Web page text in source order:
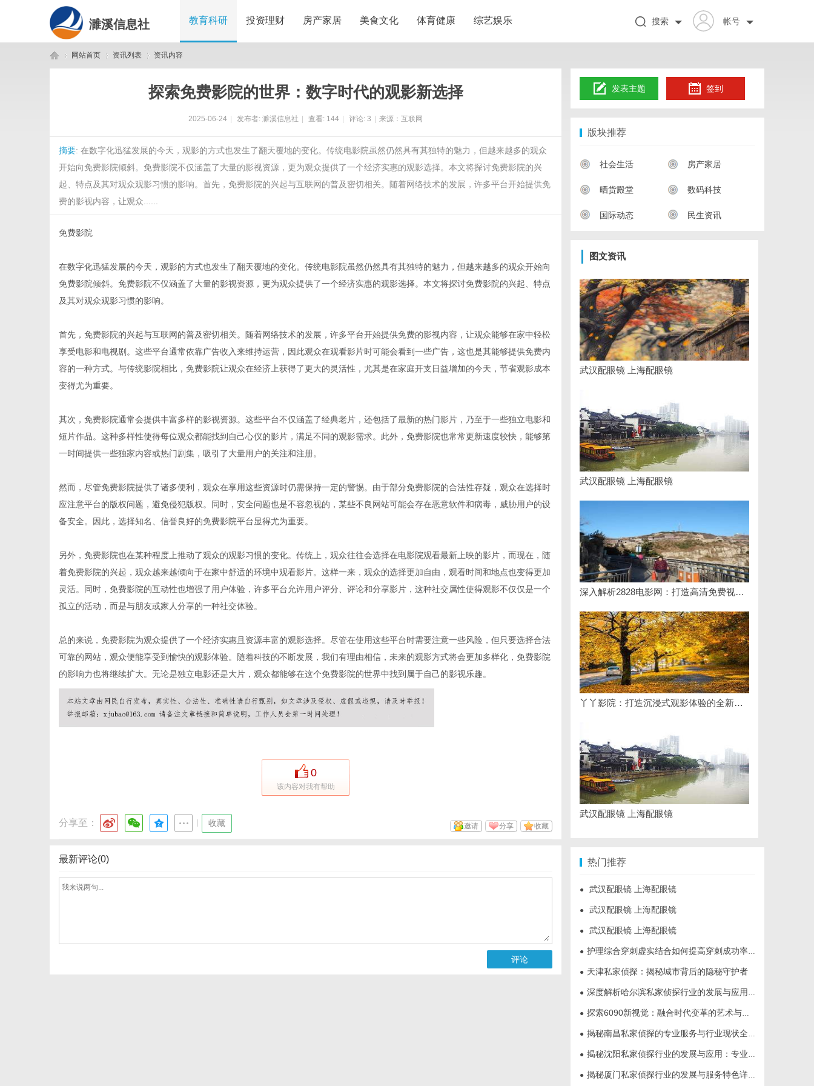
濉溪信息社 教育科研 投资理财 房产家居 美食文化 体育健康 综艺娱乐 帐号
搜索
网站首页 资讯列表 资讯内容
探索免费影院的世界：数字时代的观影新选择
2025-06-24 发布者: 濉溪信息社 查看: 144 评论: 3 来源：互联网
摘要: 在数字化迅猛发展的今天，观影的方式也发生了翻天覆地的变化。传统电影院虽然仍然具有其独特的魅力，但越来越多的观众
开始向免费影院倾斜。免费影院不仅涵盖了大量的影视资源，更为观众提供了一个经济实惠的观影选择。本文将探讨免费影院的兴
起、特点及其对观众观影习惯的影响。首先，免费影院的兴起与互联网的普及密切相关。随着网络技术的发展，许多平台开始提供免
费的影视内容，让观众......
免费影院
在数字化迅猛发展的今天，观影的方式也发生了翻天覆地的变化。传统电影院虽然仍然具有其独特的魅力，但越来越多的观众开始向
免费影院倾斜。免费影院不仅涵盖了大量的影视资源，更为观众提供了一个经济实惠的观影选择。本文将探讨免费影院的兴起、特点
及其对观众观影习惯的影响。
首先，免费影院的兴起与互联网的普及密切相关。随着网络技术的发展，许多平台开始提供免费的影视内容，让观众能够在家中轻松
享受电影和电视剧。这些平台通常依靠广告收入来维持运营，因此观众在观看影片时可能会看到一些广告，这也是其能够提供免费内
容的一种方式。与传统影院相比，免费影院让观众在经济上获得了更大的灵活性，尤其是在家庭开支日益增加的今天，节省观影成本
变得尤为重要。
其次，免费影院通常会提供丰富多样的影视资源。这些平台不仅涵盖了经典老片，还包括了最新的热门影片，乃至于一些独立电影和
短片作品。这种多样性使得每位观众都能找到自己心仪的影片，满足不同的观影需求。此外，免费影院也常常更新速度较快，能够第
一时间提供一些独家内容或热门剧集，吸引了大量用户的关注和注册。
然而，尽管免费影院提供了诸多便利，观众在享用这些资源时仍需保持一定的警惕。由于部分免费影院的合法性存疑，观众在选择时
应注意平台的版权问题，避免侵犯版权。同时，安全问题也是不容忽视的，某些不良网站可能会存在恶意软件和病毒，威胁用户的设
备安全。因此，选择知名、信誉良好的免费影院平台显得尤为重要。
另外，免费影院也在某种程度上推动了观众的观影习惯的变化。传统上，观众往往会选择在电影院观看最新上映的影片，而现在，随
着免费影院的兴起，观众越来越倾向于在家中舒适的环境中观看影片。这样一来，观众的选择更加自由，观看时间和地点也变得更加
灵活。同时，免费影院的互动性也增强了用户体验，许多平台允许用户评分、评论和分享影片，这种社交属性使得观影不仅仅是一个
孤立的活动，而是与朋友或家人分享的一种社交体验。
总的来说，免费影院为观众提供了一个经济实惠且资源丰富的观影选择。尽管在使用这些平台时需要注意一些风险，但只要选择合法
可靠的网站，观众便能享受到愉快的观影体验。随着科技的不断发展，我们有理由相信，未来的观影方式将会更加多样化，免费影院
的影响力也将继续扩大。无论是独立电影还是大片，观众都能够在这个免费影院的世界中找到属于自己的影视乐趣。
0
该内容对我有帮助
分享至： 收藏 收藏
分享
邀请
最新评论(0)
评论
发表主题 签到
版块推荐
社会生活 房产家居
晒货殿堂 数码科技
国际动态 民生资讯
图文资讯
武汉配眼镜 上海配眼镜
武汉配眼镜 上海配眼镜
深入解析2828电影网：打造高清免费视频观影新体验
丫丫影院：打造沉浸式观影体验的全新平台探索
武汉配眼镜 上海配眼镜
热门推荐
● 武汉配眼镜 上海配眼镜
● 武汉配眼镜 上海配眼镜
● 武汉配眼镜 上海配眼镜
● 护理综合穿刺虚实结合如何提高穿刺成功率？立方幻境给出答案
● 天津私家侦探：揭秘城市背后的隐秘守护者
● 深度解析哈尔滨私家侦探行业的发展与应用现状
● 探索6090新视觉：融合时代变革的艺术与创新之旅
● 揭秘南昌私家侦探的专业服务与行业现状全面解析
● 揭秘沈阳私家侦探行业的发展与应用：专业侦探服务的全方位解析
● 揭秘厦门私家侦探行业的发展与服务特色详解